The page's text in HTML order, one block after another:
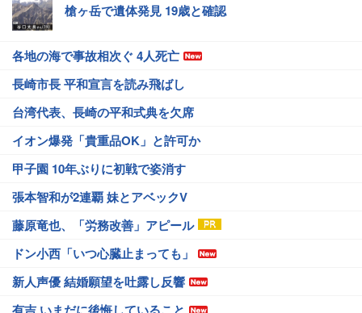
槍ヶ岳で遺体発見 19歳と確認
各地の海で事故相次ぐ 4人死亡
長崎市長 平和宣言を読み飛ばし
台湾代表、長崎の平和式典を欠席
イオン爆発「貴重品OK」と許可か
甲子園 10年ぶりに初戦で姿消す
張本智和が2連覇 妹とアベックV
藤原竜也、「労務改善」アピール
ドン小西「いつ心臓止まっても」
新人声優 結婚願望を吐露し反響